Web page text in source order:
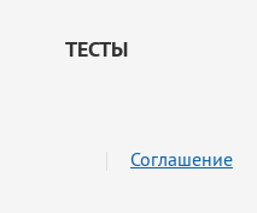
ТЕСТЫ
Соглашение